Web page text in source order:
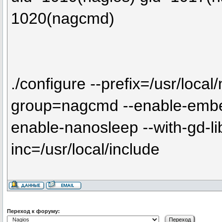
1020(nagcmd)
./configure --prefix=/usr/
group=nagcmd --enable-
enable-nanosleep --with-gd-
inc=/usr/local/include
Переход к форуму: